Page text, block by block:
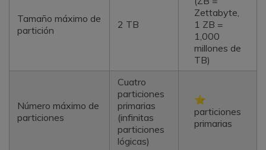
Tamaño máximo de
partición
2 TB
Zettabyte,
1 ZB =
1,000
millones de
TB)
Número máximo de
particiones
Cuatro
particiones
primarias
(infinitas
particiones
lógicas)
⭐
particiones
primarias